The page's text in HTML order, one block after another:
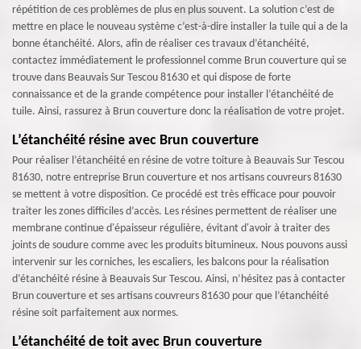
répétition de ces problèmes de plus en plus souvent. La solution c’est de
mettre en place le nouveau système c’est-à-dire installer la tuile qui a de la
bonne étanchéité. Alors, afin de réaliser ces travaux d’étanchéité,
contactez immédiatement le professionnel comme Brun couverture qui se
trouve dans Beauvais Sur Tescou 81630 et qui dispose de forte
connaissance et de la grande compétence pour installer l’étanchéité de
tuile. Ainsi, rassurez à Brun couverture donc la réalisation de votre projet.
L’étanchéité résine avec Brun couverture
Pour réaliser l’étanchéité en résine de votre toiture à Beauvais Sur Tescou
81630, notre entreprise Brun couverture et nos artisans couvreurs 81630
se mettent à votre disposition. Ce procédé est très efficace pour pouvoir
traiter les zones difficiles d’accès. Les résines permettent de réaliser une
membrane continue d'épaisseur régulière, évitant d'avoir à traiter des
joints de soudure comme avec les produits bitumineux. Nous pouvons aussi
intervenir sur les corniches, les escaliers, les balcons pour la réalisation
d’étanchéité résine à Beauvais Sur Tescou. Ainsi, n’hésitez pas à contacter
Brun couverture et ses artisans couvreurs 81630 pour que l’étanchéité
résine soit parfaitement aux normes.
L’étanchéité de toit avec Brun couverture